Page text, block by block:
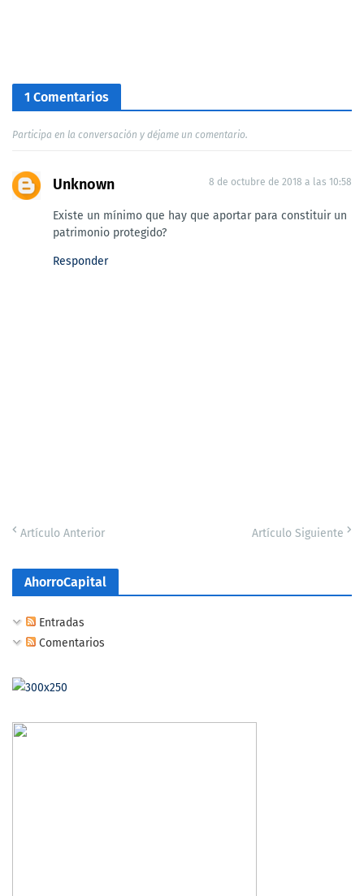
1 Comentarios
Participa en la conversación y déjame un comentario.
Unknown 8 de octubre de 2018 a las 10:58
Existe un mínimo que hay que aportar para constituir un
patrimonio protegido?
Responder
Artículo Anterior Artículo Siguiente
AhorroCapital
Entradas
Comentarios